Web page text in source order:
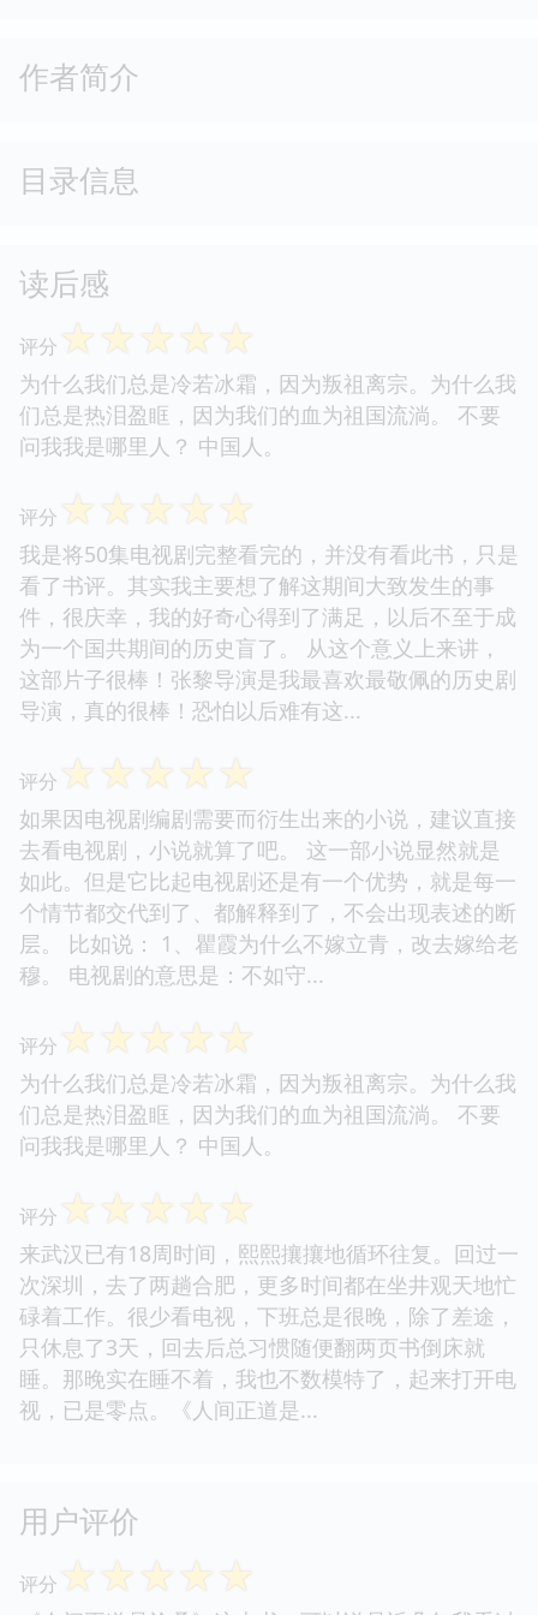
作者简介
目录信息
读后感
评分 ☆☆☆☆☆
为什么我们总是冷若冰霜，因为叛祖离宗。为什么我
们总是热泪盈眶，因为我们的血为祖国流淌。 不要
问我我是哪里人？ 中国人。
评分 ☆☆☆☆☆
我是将50集电视剧完整看完的，并没有看此书，只是
看了书评。其实我主要想了解这期间大致发生的事
件，很庆幸，我的好奇心得到了满足，以后不至于成
为一个国共期间的历史盲了。 从这个意义上来讲，
这部片子很棒！张黎导演是我最喜欢最敬佩的历史剧
导演，真的很棒！恐怕以后难有这...
评分 ☆☆☆☆☆
如果因电视剧编剧需要而衍生出来的小说，建议直接
去看电视剧，小说就算了吧。 这一部小说显然就是
如此。但是它比起电视剧还是有一个优势，就是每一
个情节都交代到了、都解释到了，不会出现表述的断
层。 比如说： 1、瞿霞为什么不嫁立青，改去嫁给老
穆。 电视剧的意思是：不如守...
评分 ☆☆☆☆☆
为什么我们总是冷若冰霜，因为叛祖离宗。为什么我
们总是热泪盈眶，因为我们的血为祖国流淌。 不要
问我我是哪里人？ 中国人。
评分 ☆☆☆☆☆
来武汉已有18周时间，熙熙攘攘地循环往复。回过一
次深圳，去了两趟合肥，更多时间都在坐井观天地忙
碌着工作。很少看电视，下班总是很晚，除了差途，
只休息了3天，回去后总习惯随便翻两页书倒床就
睡。那晚实在睡不着，我也不数模特了，起来打开电
视，已是零点。《人间正道是...
用户评价
评分 ☆☆☆☆☆